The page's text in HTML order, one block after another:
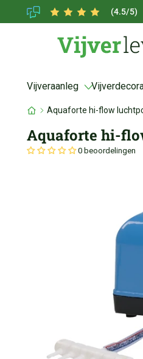
(4.5/5)
Vijveraanleg
Aquaforte hi-flow
Aquaforte hi-
0 beoordelingen